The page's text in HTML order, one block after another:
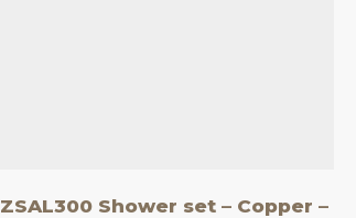
ZSAL300 Shower set – Copper –